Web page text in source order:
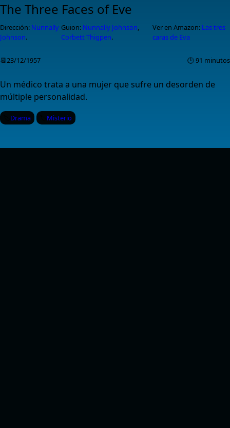
The Three Faces of Eve
Dirección: Nunnally
Johnson.
Guion: Nunnally Johnson,
Corbett Thigpen.
Ver en Amazon: Las tres
caras de Eva
📆23/12/1957 🕑 91 minutos
Un médico trata a una mujer que sufre un desorden de
múltiple personalidad.
Drama Misterio